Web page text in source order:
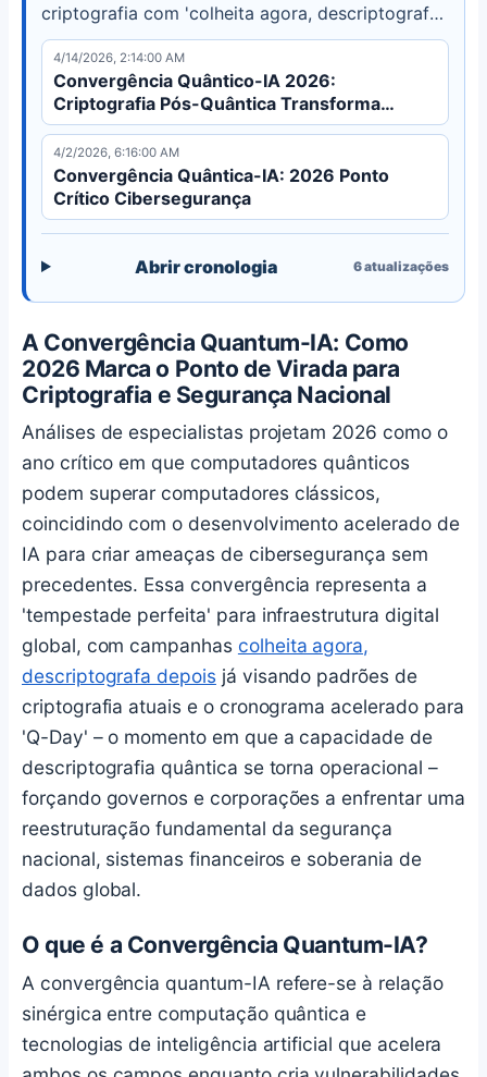
criptografia com 'colheita agora, descriptografa
depois'. Saiba sobre Q-Day, segurança nacional e
migração pós-quântica.
4/14/2026, 2:14:00 AM
Convergência Quântico-IA 2026:
Criptografia Pós-Quântica Transforma
Infraestrutura
4/2/2026, 6:16:00 AM
Convergência Quântica-IA: 2026 Ponto
Crítico Cibersegurança
Abrir cronologia 6atualizações
A Convergência Quantum-IA: Como
2026 Marca o Ponto de Virada para
Criptografia e Segurança Nacional
Análises de especialistas projetam 2026 como o
ano crítico em que computadores quânticos
podem superar computadores clássicos,
coincidindo com o desenvolvimento acelerado de
IA para criar ameaças de cibersegurança sem
precedentes. Essa convergência representa a
'tempestade perfeita' para infraestrutura digital
global, com campanhas colheita agora,
descriptografa depois já visando padrões de
criptografia atuais e o cronograma acelerado para
'Q-Day' – o momento em que a capacidade de
descriptografia quântica se torna operacional –
forçando governos e corporações a enfrentar uma
reestruturação fundamental da segurança
nacional, sistemas financeiros e soberania de
dados global.
O que é a Convergência Quantum-IA?
A convergência quantum-IA refere-se à relação
sinérgica entre computação quântica e
tecnologias de inteligência artificial que acelera